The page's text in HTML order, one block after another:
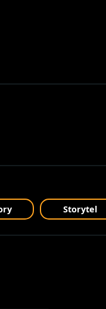
Storytel